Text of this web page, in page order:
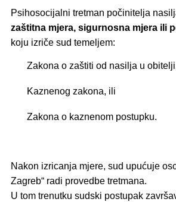
Psihosocijalni tretman počinitelja
zaštitna mjera, sigurnosna mjera ili
koju izriče sud temeljem:
Zakona o zaštiti od nasilja u
Kaznenog zakona, ili
Zakona o kaznenom postupku.
Nakon izricanja mjere, sud upućuje
Zagreb“ radi provedbe tretmana.
U tom trenutku sudski postupak